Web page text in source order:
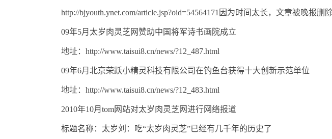
http://bjyouth.ynet.com/article.jsp?oid=54564171因为时间太长，文章被晚报删
09年5月太岁肉灵芝网赞助中国将军诗书画院成立
地址：http://www.taisui8.cn/news/?12_487.html
09年6月北京荣跃小精灵科技有限公司在钓鱼台获得十大创新示范单位
地址：http://www.taisui8.cn/news/?12_483.html
2010年10月tom网站对太岁肉灵芝网进行网络报道
标题名称：太岁刘：吃“太岁肉灵芝”已经有几千年的历史了